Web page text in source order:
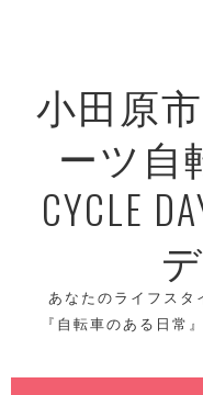
小田原
ーツ自
CYCLE
あなたのライフスタ
『自転車のある日常